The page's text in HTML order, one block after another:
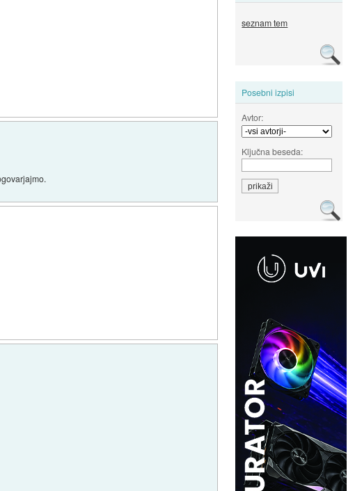
seznam tem
Posebni izpisi
Avtor:
Ključna beseda: